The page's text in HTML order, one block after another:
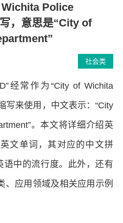
Wichita Police
，意思是“City of
社会类
经常作为“City of Wichita
写来使用，中文表示：“City
。本文将详细介绍英
文单词，其对应的中文拼
语中的流行度。此外，还有
、应用领域及相关应用示例